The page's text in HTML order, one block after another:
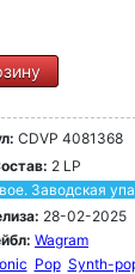
CDVP 4081368
2 LP
Заводская
28-02-2025
Wagram
Pop Synth-